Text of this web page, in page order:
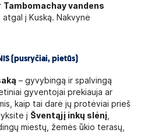
Tambomachay vandens
atgal į Kuską. Nakvynė
(pusryčiai, pietūs)
– gyvybingą ir spalvingą
gyventojai prekiauja ar
kaip tai darė jų protėviai prieš
į Šventąjį inkų slėnį
miestų, žemės ūkio terasų,